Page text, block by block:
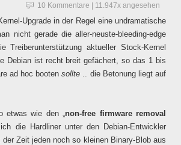
10 Kommentare | 11.947x angesehen
Upgrade in der Regel eine undramatische
nicht gerade die aller-neuste-bleeding-edge
Treiberunterstützung aktueller Stock-Kernel
Debian ist recht breit gefächert, so das 1 bis
ad hoc bootensollte .. die Betonung liegt auf
wie den „ non-free firmware removal
die Hardliner unter den Debian-Entwickler
Zeit jeden noch so kleinen Binary-Blob aus